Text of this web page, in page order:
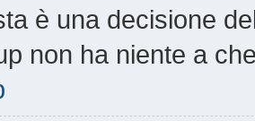
è una decisione
non ha niente a